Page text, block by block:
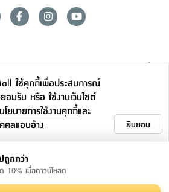
ใช้คุกกี้เพื่อประสบการณ์
อมรับ หรือ ใช้งานเว็บไซต์
นโยบายการใช้งานคุกกี้และ
คลแอบอ้าง
ยินยอม
ถูกกว่า
10% เมื่อดาวน์โหลด